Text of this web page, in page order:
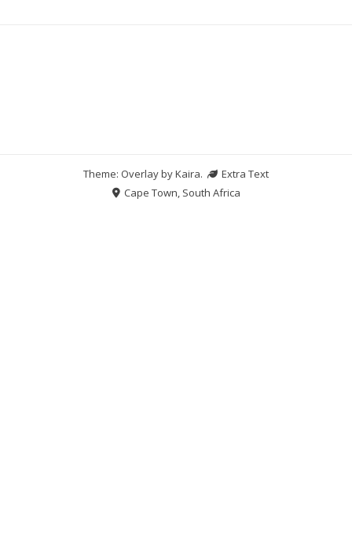
Theme: Overlay byKaira.
Extra Text
Cape Town, South Africa